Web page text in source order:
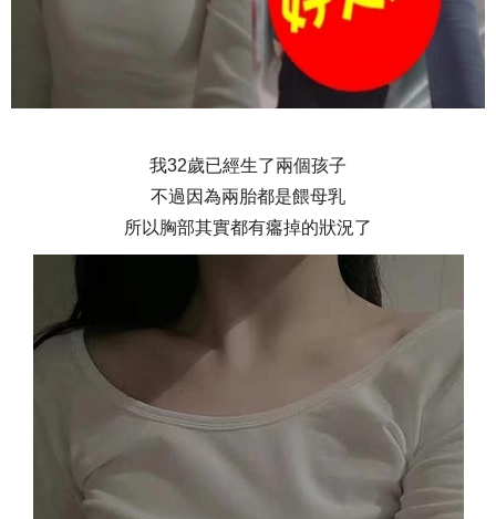
我32歲已經生了兩個孩子
不過因為兩胎都是餵母乳
所以胸部其實都有癟掉的狀況了